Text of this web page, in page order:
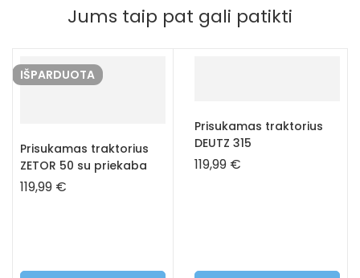
Jums taip pat gali patikti
IŠPARDUOTA
Prisukamas traktorius
ZETOR 50 su priekaba
119,99 €
Prisukamas traktorius
DEUTZ 315
119,99 €